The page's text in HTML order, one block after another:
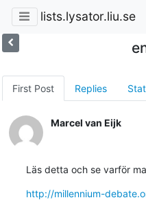
lists.lysator.liu.se
First Post Replies
Marcel van Eijk
Läs detta och se varför
http://millennium-